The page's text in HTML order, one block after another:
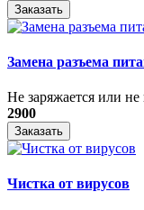
Заказать
Замена разъема
Не заряжается или не
2900
Заказать
Чистка от вирусов